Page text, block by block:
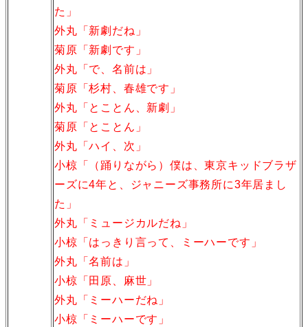
た」
外丸「新劇だね」
菊原「新劇です」
外丸「で、名前は」
菊原「杉村、春雄です」
外丸「とことん、新劇」
菊原「とことん」
外丸「ハイ、次」
小椋「（踊りながら）僕は、東京キッドブラザ
ーズに4年と、ジャニーズ事務所に3年居まし
た」
外丸「ミュージカルだね」
小椋「はっきり言って、ミーハーです」
外丸「名前は」
小椋「田原、麻世」
外丸「ミーハーだね」
小椋「ミーハーです」